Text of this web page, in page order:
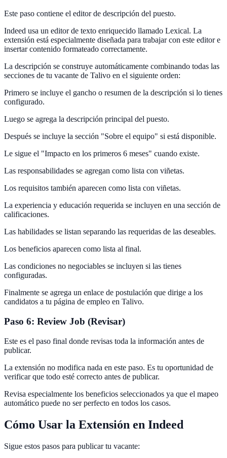
Este paso contiene el editor de descripción del puesto.
Indeed usa un editor de texto enriquecido llamado Lexical. La
extensión está especialmente diseñada para trabajar con este editor e
insertar contenido formateado correctamente.
La descripción se construye automáticamente combinando todas las
secciones de tu vacante de Talivo en el siguiente orden:
Primero se incluye el gancho o resumen de la descripción si lo tienes
configurado.
Luego se agrega la descripción principal del puesto.
Después se incluye la sección "Sobre el equipo" si está disponible.
Le sigue el "Impacto en los primeros 6 meses" cuando existe.
Las responsabilidades se agregan como lista con viñetas.
Los requisitos también aparecen como lista con viñetas.
La experiencia y educación requerida se incluyen en una sección de
calificaciones.
Las habilidades se listan separando las requeridas de las deseables.
Los beneficios aparecen como lista al final.
Las condiciones no negociables se incluyen si las tienes
configuradas.
Finalmente se agrega un enlace de postulación que dirige a los
candidatos a tu página de empleo en Talivo.
Paso 6: Review Job (Revisar)
Este es el paso final donde revisas toda la información antes de
publicar.
La extensión no modifica nada en este paso. Es tu oportunidad de
verificar que todo esté correcto antes de publicar.
Revisa especialmente los beneficios seleccionados ya que el mapeo
automático puede no ser perfecto en todos los casos.
Cómo Usar la Extensión en Indeed
Sigue estos pasos para publicar tu vacante: